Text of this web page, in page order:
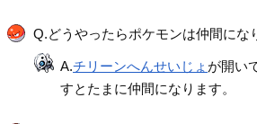
Q.どうやったらポケモンは仲間にな
A.チリーンへんせいじょ が開い
すとたまに仲間になります。